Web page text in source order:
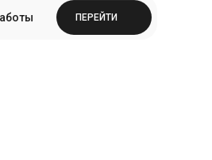
ПЕРЕЙТИ